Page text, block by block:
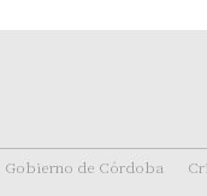
Gobierno de Córdoba